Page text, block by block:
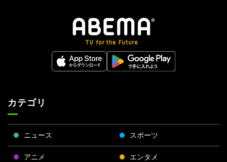
カテゴリ
ニュース スポーツ
アニメ エンタメ